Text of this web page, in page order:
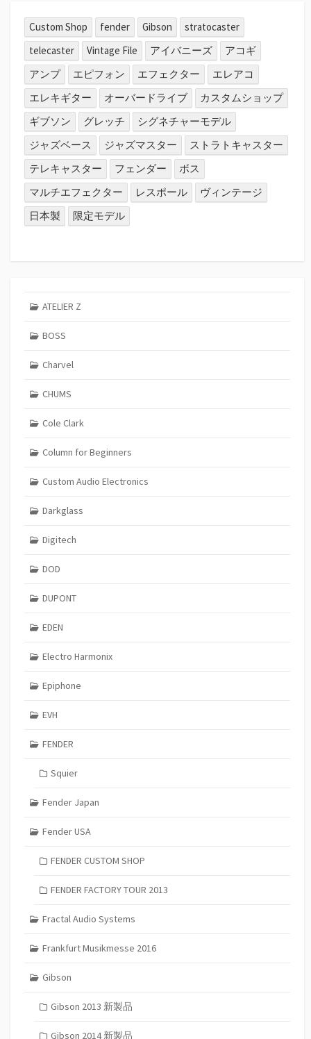
Custom Shop fender Gibson
stratocaster
telecaster
Vintage File アイバニーズ
アコギ
アンプ
エピフォン エフェクター
エレアコ
エレキギター
オーバードライブ
カスタムショップ
ギブソン
グレッチ
シグネチャーモデル
ジャズベース
ジャズマスター
ストラトキャスター
テレキャスター
フェンダー
ボス
マルチエフェクター
レスポール
ヴィンテージ
日本製
限定モデル
ATELIER Z
BOSS
Charvel
CHUMS
Cole Clark
Column for Beginners
Custom Audio Electronics
Darkglass
Digitech
DOD
DUPONT
EDEN
Electro Harmonix
Epiphone
EVH
FENDER
Squier
Fender Japan
Fender USA
FENDER CUSTOM SHOP
FENDER FACTORY TOUR 2013
Fractal Audio Systems
Frankfurt Musikmesse 2016
Gibson
Gibson 2013 新製品
Gibson 2014 新製品